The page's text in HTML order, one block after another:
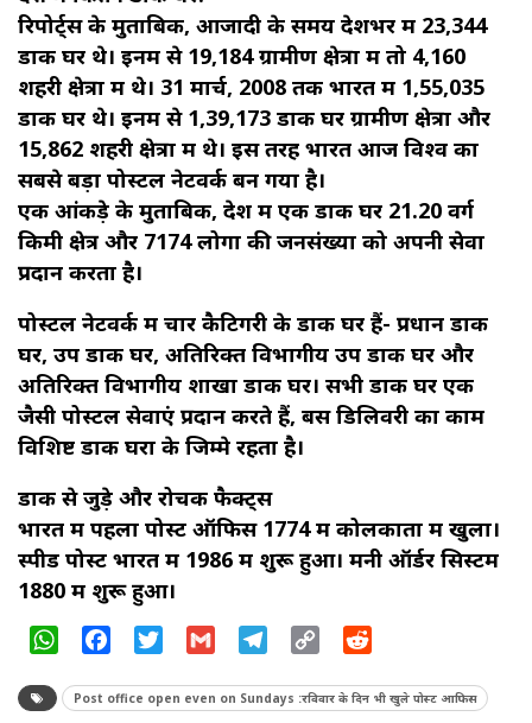
रिपोर्ट्स के मुताबिक, आजादी के समय देशभर में 23,344
डाक घर थे। इनमें से 19,184 ग्रामीण क्षेत्रों में तो 4,160
शहरी क्षेत्रों में थे। 31 मार्च, 2008 तक भारत में 1,55,035
डाक घर थे। इनमें से 1,39,173 डाक घर ग्रामीण क्षेत्रों और
15,862 शहरी क्षेत्रों में थे। इस तरह भारत आज विश्व का
सबसे बड़ा पोस्टल नेटवर्क बन गया है।
एक आंकड़े के मुताबिक, देश में एक डाक घर 21.20 वर्ग
किमी क्षेत्र और 7174 लोगों की जनसंख्या को अपनी सेवा
प्रदान करता है।
पोस्टल नेटवर्क में चार कैटिगरी के डाक घर हैं- प्रधान डाक
घर, उप डाक घर, अतिरिक्त विभागीय उप डाक घर और
अतिरिक्त विभागीय शाखा डाक घर। सभी डाक घर एक
जैसी पोस्टल सेवाएं प्रदान करते हैं, बस डिलिवरी का काम
विशिष्ट डाक घरों के जिम्मे रहता है।
डाक से जुड़े और रोचक फैक्‍ट्स
भारत में पहला पोस्ट ऑफिस 1774 में कोलकाता में खुला।
स्पीड पोस्ट भारत में 1986 में शुरू हुआ। मनी ऑर्डर सिस्टम
1880 में शुरू हुआ।
WhatsAppFacebookTwitter Gmail Telegram
Copy
Post office open even on Sundays :रविवार के दिन भी खुले पोस्ट आफिस